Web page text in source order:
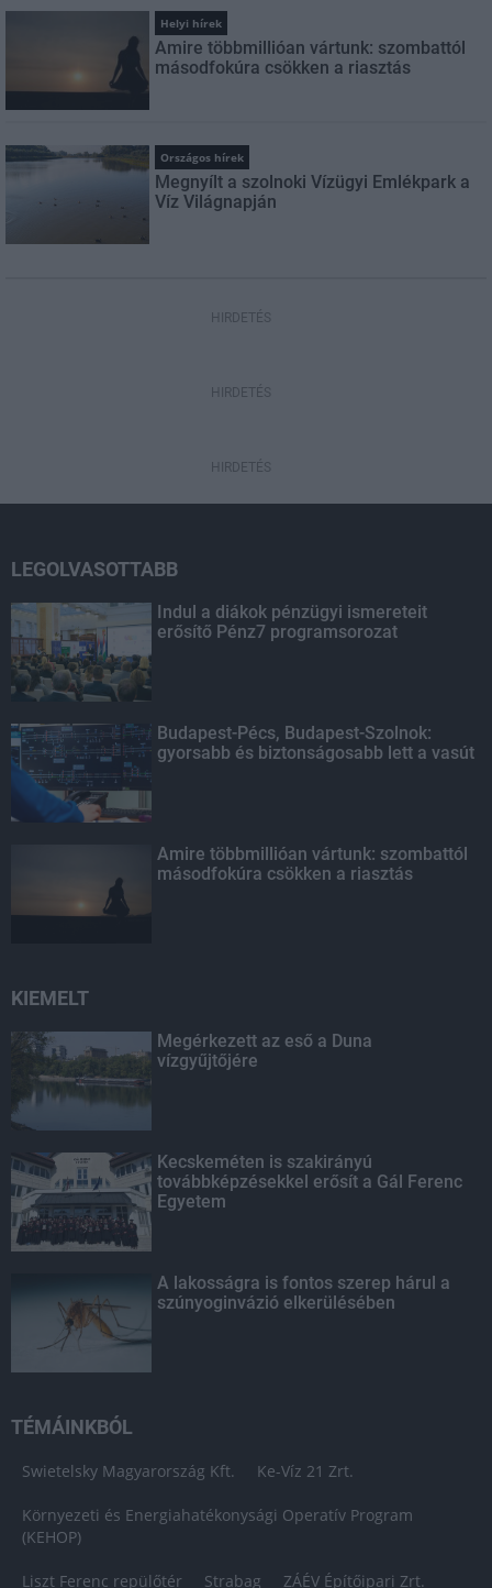
Helyi hírek
Amire többmillióan vártunk: szombattól
másodfokúra csökken a riasztás
Országos hírek
Megnyílt a szolnoki Vízügyi Emlékpark a
Víz Világnapján
HIRDETÉS
HIRDETÉS
HIRDETÉS
LEGOLVASOTTABB
Indul a diákok pénzügyi ismereteit
erősítő Pénz7 programsorozat
Budapest-Pécs, Budapest-Szolnok:
gyorsabb és biztonságosabb lett a vasút
Amire többmillióan vártunk: szombattól
másodfokúra csökken a riasztás
KIEMELT
Megérkezett az eső a Duna
vízgyűjtőjére
Kecskeméten is szakirányú
továbbképzésekkel erősít a Gál Ferenc
Egyetem
A lakosságra is fontos szerep hárul a
szúnyoginvázió elkerülésében
TÉMÁINKBÓL
Swietelsky Magyarország Kft. Ke-Víz 21 Zrt.
Környezeti és Energiahatékonysági Operatív Program
(KEHOP)
Liszt Ferenc repülőtér Strabag ZÁÉV Építőipari Zrt.